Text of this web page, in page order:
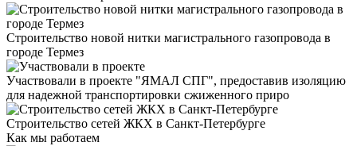
Строительство новой нитки магистрального газопровода в
городе Термез
Участвовали в проекте "ЯМАЛ СПГ", предоставив изоляцию
для надежной транспортировки сжиженного приро
Строительство сетей ЖКХ в Санкт-Петербурге
Как мы работаем